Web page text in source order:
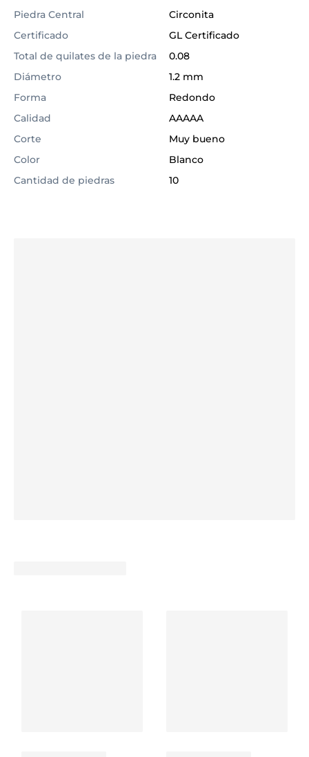
Piedra Central
Circonita
Certificado
GL Certificado
Total de quilates de la piedra
0.08
Diámetro
1.2 mm
Forma
Redondo
Calidad
AAAAA
Corte
Muy bueno
Color
Blanco
Cantidad de piedras
10